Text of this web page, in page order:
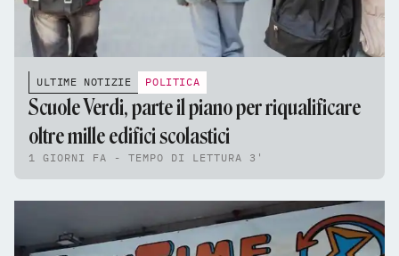
ULTIME NOTIZIE POLITICA
Scuole Verdi, parte il piano per riqualificare
oltre mille edifici scolastici
1 GIORNI FA - TEMPO DI LETTURA 3'